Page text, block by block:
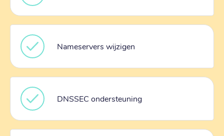
Nameservers wijzigen
DNSSEC ondersteuning